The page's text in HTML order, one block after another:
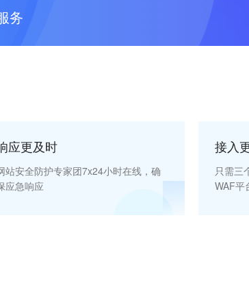
务
应更及时
站安全防护专家团7x24小时在线，确
应急响应
接入
只需三
WAF平